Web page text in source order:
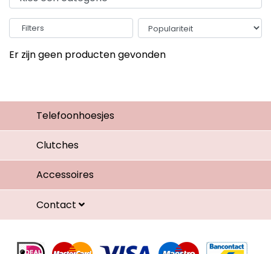
Filters
Er zijn geen producten gevonden
Telefoonhoesjes
Clutches
Accessoires
Contact